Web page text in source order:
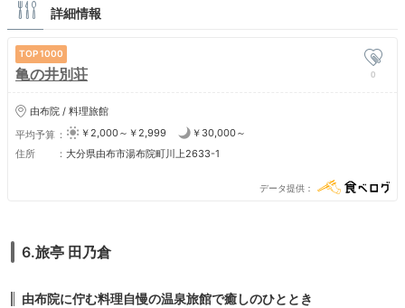
詳細情報
1000
亀の井別荘 0
由布院 / 料理旅館
平均予算
￥2,000～￥2,999
￥30,000～
住所
大分県由布市湯布院町川上2633-1
データ提供
6.旅亭 田乃倉
由布院に佇む料理自慢の温泉旅館で癒しのひととき